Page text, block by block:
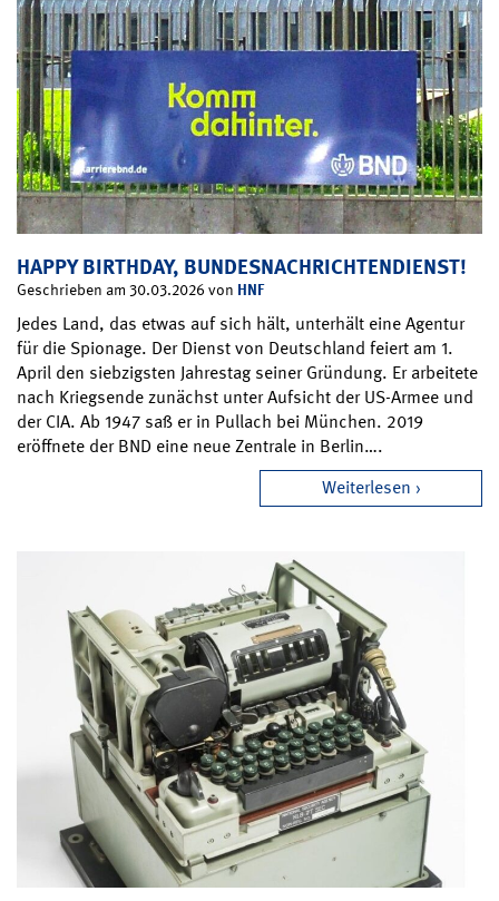
HAPPY BIRTHDAY, BUNDESNACHRICHTENDIENST!
Geschrieben am 30.03.2026 von HNF
Jedes Land, das etwas auf sich hält, unterhält eine Agentur
für die Spionage. Der Dienst von Deutschland feiert am 1.
April den siebzigsten Jahrestag seiner Gründung. Er arbeitete
nach Kriegsende zunächst unter Aufsicht der US-Armee und
der CIA. Ab 1947 saß er in Pullach bei München. 2019
eröffnete der BND eine neue Zentrale in Berlin….
Weiterlesen